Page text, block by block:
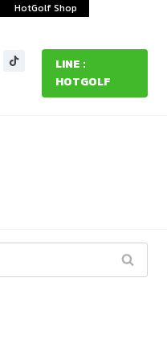
HotGolf Shop
LINE :
HOTGOLF